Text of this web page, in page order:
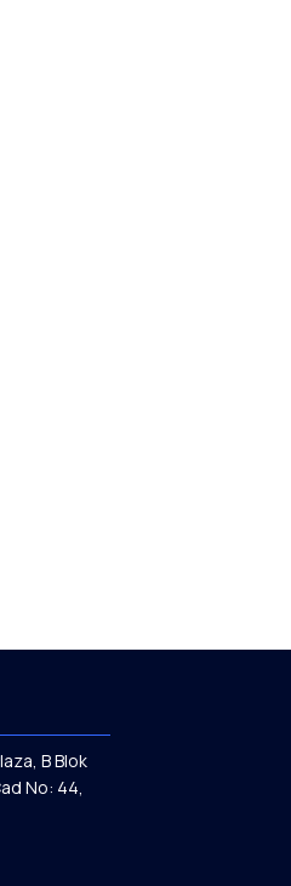
B Blok
No: 44,